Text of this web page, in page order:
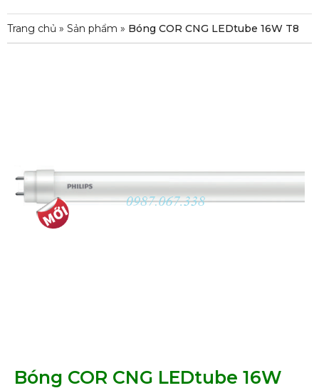
Trang chủ » Sản phẩm » Bóng COR CNG LEDtube 16W T8
Bóng COR CNG LEDtube 16W